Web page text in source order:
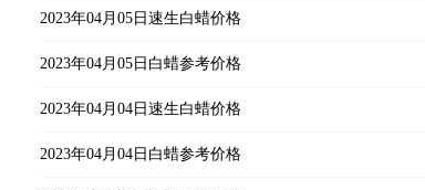
2023年04月05日速生白蜡价格
2023年04月05日白蜡参考价格
2023年04月04日速生白蜡价格
2023年04月04日白蜡参考价格